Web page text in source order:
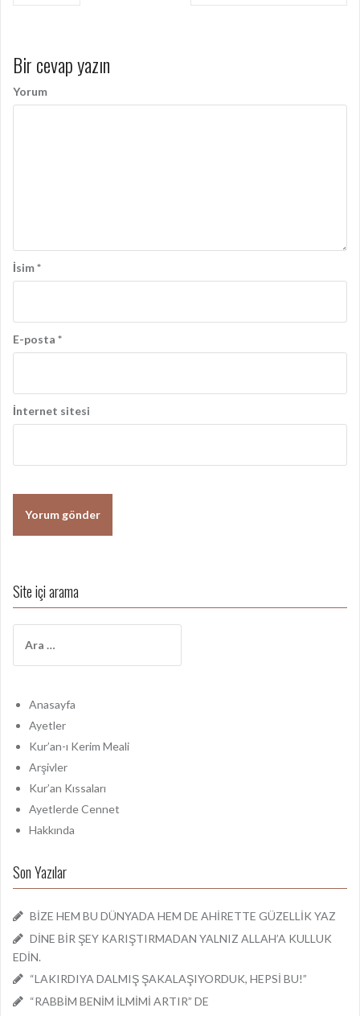
ı
d
m
ı
Bir cevap yazın
Yorum
İsim*
E-posta *
İnternet sitesi
Site içi arama
a
a
Anasayfa
Ayetler
Kur’an-ı Kerim Meali
Arşivler
Kur’an Kıssaları
Ayetlerde Cennet
Hakkında
Son Yazılar
BİZE HEM BU DÜNYADA HEM DE AHİRETTE GÜZELLİK YAZ
DİNE BİR ŞEY KARIŞTIRMADAN YALNIZ ALLAH’A KULLUK
EDİN.
“LAKIRDIYA DALMIŞ ŞAKALAŞIYORDUK, HEPSİ BU!”
“RABBİM BENİM İLMİMİ ARTIR” DE